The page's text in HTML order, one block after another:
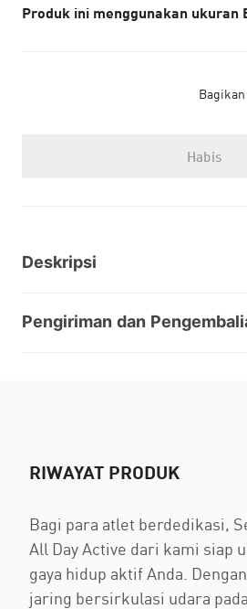
Produk ini menggunakan ukuran
Habis
Deskripsi
Pengiriman dan
RIWAYAT PRODUK
Bagi para atlet berdedikasi,
All Day Active dari kami siap
gaya hidup aktif Anda.
jaring bersirkulasi udara